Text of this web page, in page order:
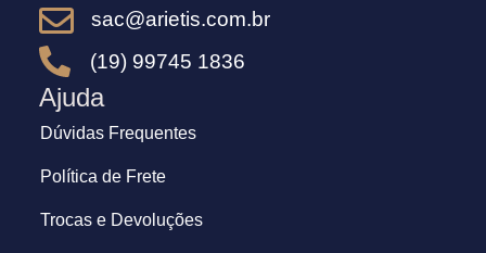
sac@arietis.com.br
(19) 99745 1836
Ajuda
Dúvidas Frequentes
Política de Frete
Trocas e Devoluções